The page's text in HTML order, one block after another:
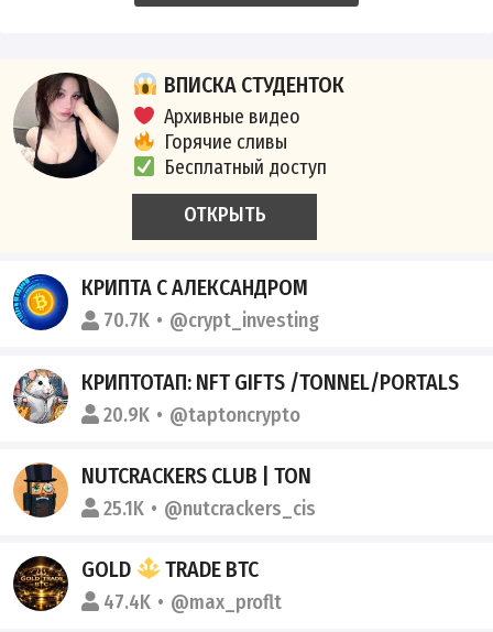
ВПИСКА СТУДЕНТОК
Архивные видео
Горячие сливы
Бесплатный доступ
ОТКРЫТЬ
КРИПТА С АЛЕКСАНДРОМ
70.7K @crypt_investing
КРИПТОТАП: NFT GIFTS /TONNEL/PORTALS
20.9K @taptoncrypto
NUTCRACKERS CLUB | TON
25.1K @nutcrackers_cis
GOLD TRADE BTC
47.4K @max_proflt